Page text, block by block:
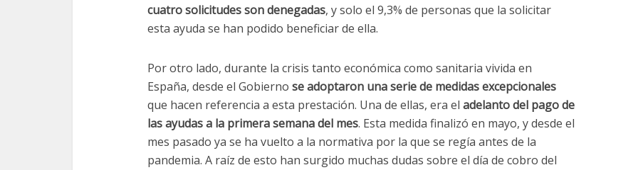
cuatro solicitudes son denegadas, y solo el 9,3% de personas que la solicitar
esta ayuda se han podido beneficiar de ella.
Por otro lado, durante la crisis tanto económica como sanitaria vivida en
España, desde el Gobierno se adoptaron una serie de medidas excepcionales
que hacen referencia a esta prestación. Una de ellas, era el adelanto del pago de
las ayudas a la primera semana del mes. Esta medida finalizó en mayo, y desde el
mes pasado ya se ha vuelto a la normativa por la que se regía antes de la
pandemia. A raíz de esto han surgido muchas dudas sobre el día de cobro del